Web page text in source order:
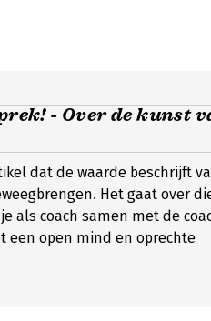
- Over de kunst
dat de waarde beschrijft
Het gaat over
als coach samen met de
een open mind en oprechte